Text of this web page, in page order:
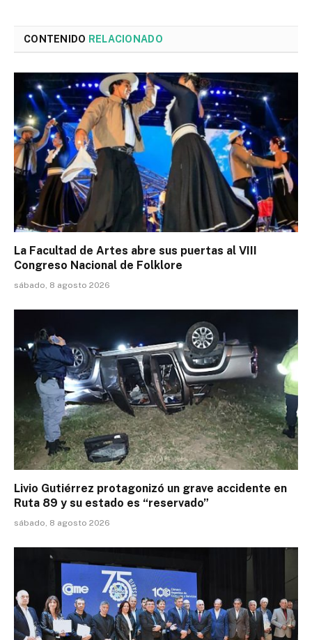
CONTENIDO RELACIONADO
La Facultad de Artes abre sus puertas al VIII
Congreso Nacional de Folklore
sábado, 8 agosto 2026
Livio Gutiérrez protagonizó un grave accidente en
Ruta 89 y su estado es “reservado”
sábado, 8 agosto 2026